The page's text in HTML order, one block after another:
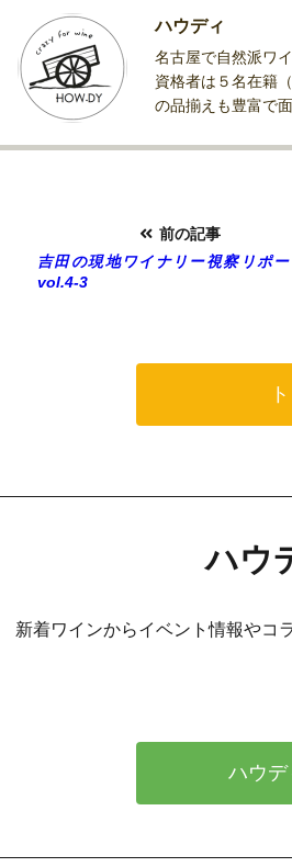
ハウディ
名古屋で自然派ワ
資格者は５名在籍
の品揃えも豊富で
前の記事
吉田の現地ワイナリー視察リポー
vol.4-3
ハウ
新着ワインからイベント情報やコ
ハウ